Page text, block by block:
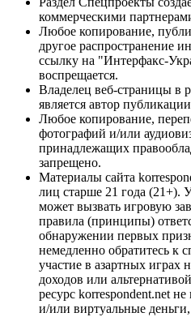
коммерческими
Любое копирование,
другое распространение
ссылку на "Интерфакс-
воспрещается.
Владелец веб-страницы в
является автор
Любое копирование,
фотографий и/или
принадлежащих
запрещено.
Материалы сайта
лиц старше 21 года (21+).
может вызвать игровую
правила (принципы)
обнаружении первых
немедленно обратитесь к
участие в азартных играх
доходов или
ресурс korrespondent.net
и/или виртуальные